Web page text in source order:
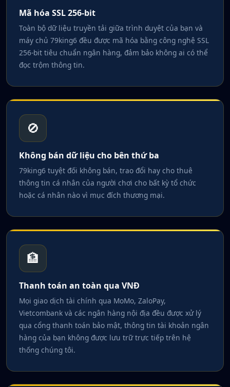
Mã hóa SSL 256-bit
Toàn bộ dữ liệu truyền tải giữa trình duyệt của bạn và
máy chủ 79king6 đều được mã hóa bằng công nghệ SSL
256-bit tiêu chuẩn ngân hàng, đảm bảo không ai có thể
đọc trộm thông tin.
🚫
Không bán dữ liệu cho bên thứ ba
79king6 tuyệt đối không bán, trao đổi hay cho thuê
thông tin cá nhân của người chơi cho bất kỳ tổ chức
hoặc cá nhân nào vì mục đích thương mại.
🏦
Thanh toán an toàn qua VNĐ
Mọi giao dịch tài chính qua MoMo, ZaloPay,
Vietcombank và các ngân hàng nội địa đều được xử lý
qua cổng thanh toán bảo mật, thông tin tài khoản ngân
hàng của bạn không được lưu trữ trực tiếp trên hệ
thống chúng tôi.